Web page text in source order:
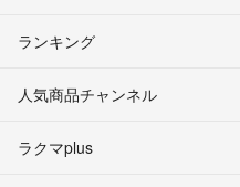
ランキング
人気商品チャンネル
ラクマplus